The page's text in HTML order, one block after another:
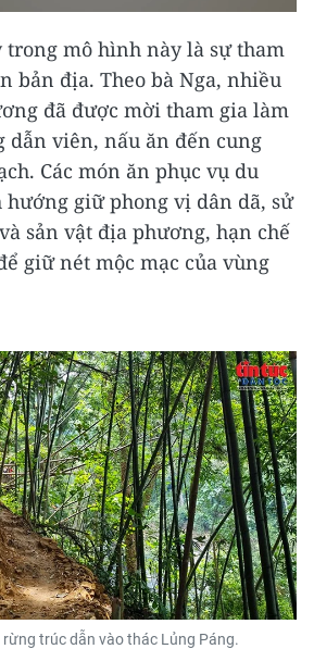
mô hình này là sự tham
bản địa. Theo bà Nga, nhiều
đã được mời tham gia làm
dẫn viên, nấu ăn đến cung
Các món ăn phục vụ du
giữ phong vị dân dã, sử
sản vật địa phương, hạn chế
giữ nét mộc mạc của vùng
rừng trúc dẫn vào thác Lủng Páng.